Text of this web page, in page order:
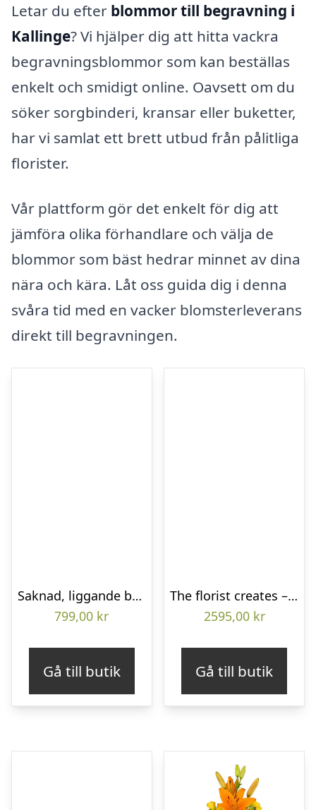
Letar du efter blommor till begravning i
Kallinge? Vi hjälper dig att hitta vackra
begravningsblommor som kan beställas
enkelt och smidigt online. Oavsett om du
söker sorgbinderi, kransar eller buketter,
har vi samlat ett brett utbud från pålitliga
florister.
Vår plattform gör det enkelt för dig att
jämföra olika förhandlare och välja de
blommor som bäst hedrar minnet av dina
nära och kära. Låt oss guida dig i denna
svåra tid med en vacker blomsterleverans
direkt till begravningen.
Saknad, liggande bukett
799,00 kr
Gå till butik
The florist creates – Funeral heart
2595,00 kr
Gå till butik